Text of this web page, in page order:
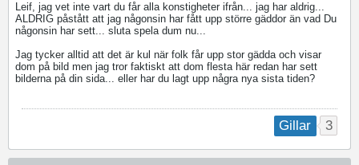
Leif, jag vet inte vart du får alla konstigheter ifrån... jag har aldrig...
ALDRIG påstått att jag någonsin har fått upp större gäddor än vad Du
någonsin har sett... sluta spela dum nu...
Jag tycker alltid att det är kul när folk får upp stor gädda och visar
dom på bild men jag tror faktiskt att dom flesta här redan har sett
bilderna på din sida... eller har du lagt upp några nya sista tiden?
Gillar 3